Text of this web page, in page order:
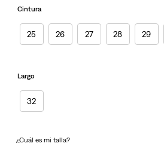
misma
Cintura
25 26 27 28 29
Largo
32
¿Cuál es mi talla?